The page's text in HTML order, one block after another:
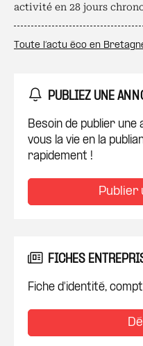
activité en 28 jours
Toute l’actu éco en
PUBLIEZ UNE
Besoin de publier une
vous la vie en la
rapidement !
Publier
FICHES
Fiche d'identité,